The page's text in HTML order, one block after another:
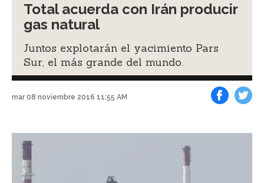
Total acuerda con Irán producir
gas natural
Juntos explotarán el yacimiento Pars
Sur, el más grande del mundo.
mar 08 noviembre 2016 11:55 AM